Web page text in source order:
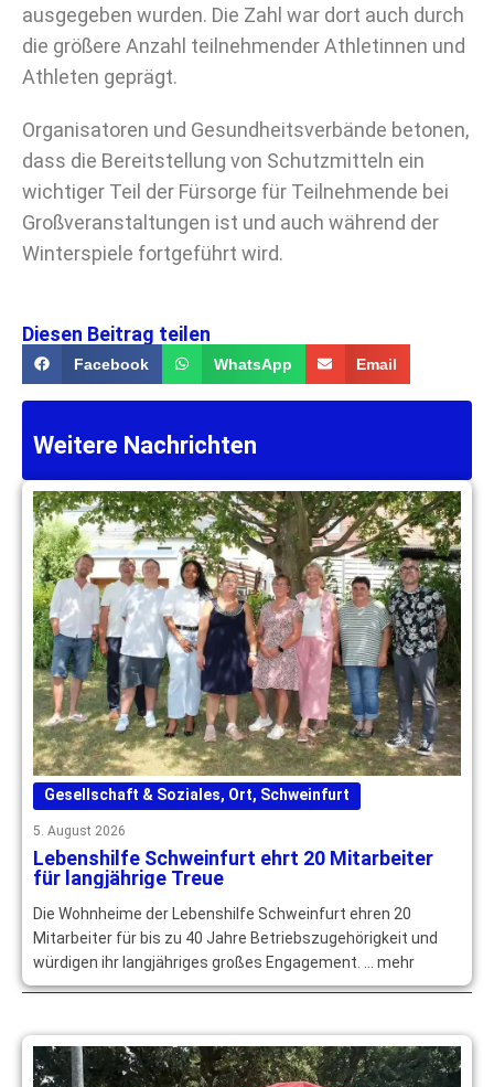
ausgegeben wurden. Die Zahl war dort auch durch
die größere Anzahl teilnehmender Athletinnen und
Athleten geprägt.
Organisatoren und Gesundheitsverbände betonen,
dass die Bereitstellung von Schutzmitteln ein
wichtiger Teil der Fürsorge für Teilnehmende bei
Großveranstaltungen ist und auch während der
Winterspiele fortgeführt wird.
Diesen Beitrag teilen
Facebook WhatsApp Email
Weitere Nachrichten
Gesellschaft & Soziales, Ort, Schweinfurt
5. August 2026
Lebenshilfe Schweinfurt ehrt 20 Mitarbeiter
für langjährige Treue
Die Wohnheime der Lebenshilfe Schweinfurt ehren 20
Mitarbeiter für bis zu 40 Jahre Betriebszugehörigkeit und
würdigen ihr langjähriges großes Engagement. … mehr